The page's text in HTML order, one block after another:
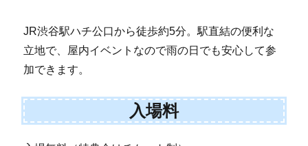
JR渋谷駅ハチ公口から徒歩約5分。駅直結の便利な
立地で、屋内イベントなので雨の日でも安心して参
加できます。
入場料